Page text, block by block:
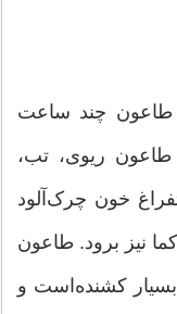
طاعون چند ساعت
ریوی، تب،
خون چرک‌آلود
نیز برود. طاعون
بسیار کشنده‌است و